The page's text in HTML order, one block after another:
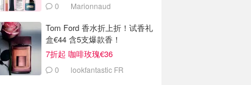
0 Marionnaud
Tom Ford 香水折上折！试香礼
盒€44 含5支爆款香！
7折起 咖啡玫瑰€36
0 lookfantastic FR